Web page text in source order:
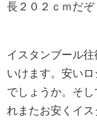
長２０２ｃｍだぞ
イスタンブール
いけます。安い
でしょうか。そ
れまたお安くイス